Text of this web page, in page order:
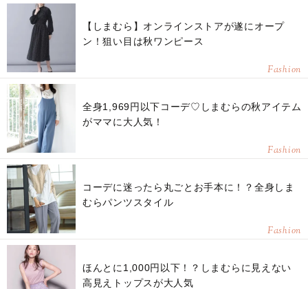
【しまむら】オンラインストアが遂にオープ
ン！狙い目は秋ワンピース
Fashion
全身1,969円以下コーデ♡しまむらの秋アイテム
がママに大人気！
Fashion
コーデに迷ったら丸ごとお手本に！？全身しま
むらパンツスタイル
Fashion
ほんとに1,000円以下！？しまむらに見えない
高見えトップスが大人気